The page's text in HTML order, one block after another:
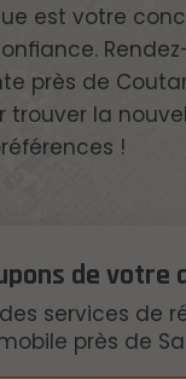
est votre
près de
la
!
de votre
services de
près de